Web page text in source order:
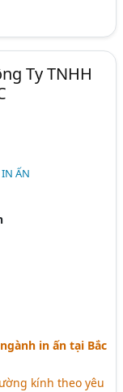
Ty TNHH
ẤN
in ấn tại Bắc
kính theo yêu